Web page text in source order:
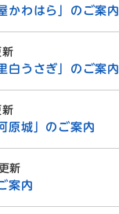
かわはら」のご案内
白うさぎ」のご案内
原城」のご案内
新
案内